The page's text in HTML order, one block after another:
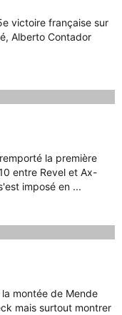
victoire française sur
Alberto Contador
la première
entre Revel et Ax-
imposé en ...
montée de Mende
mais surtout montrer